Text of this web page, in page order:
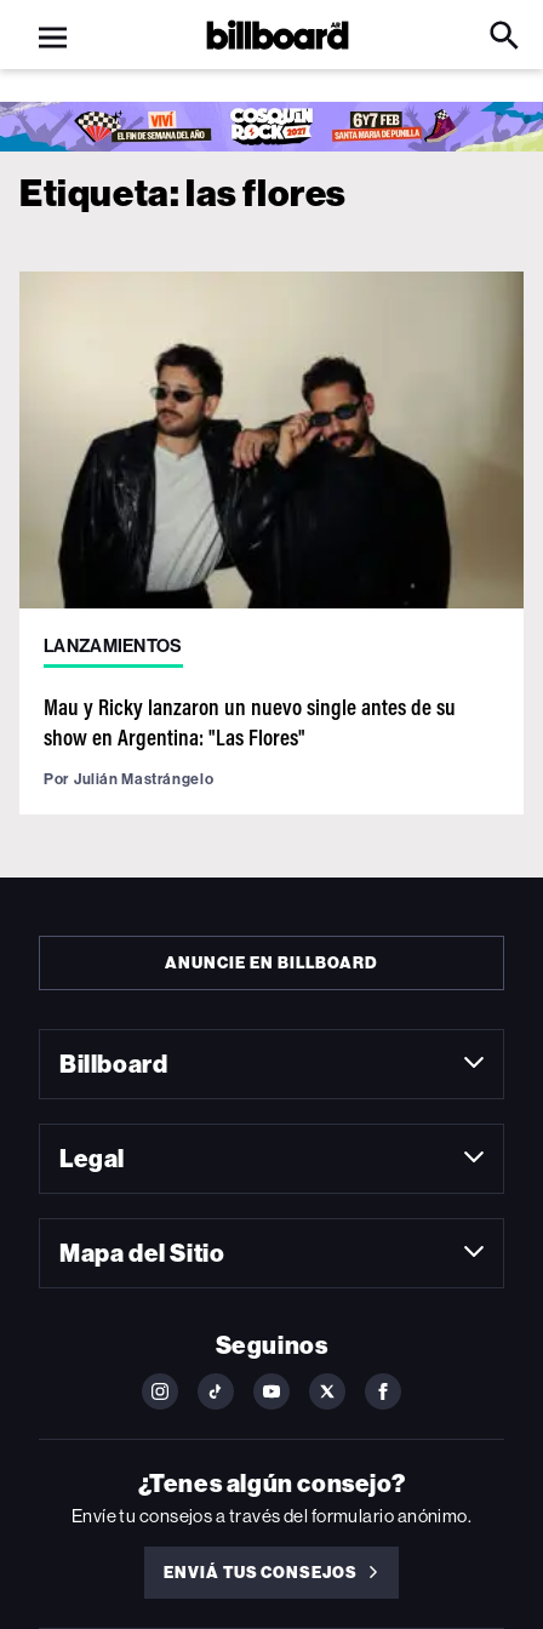
Open
menu
Billboard
Click
Input
Etiqueta:las flores
LANZAMIENTOS
Mau y Ricky lanzaron un nuevo single antes de su
show en Argentina: "Las Flores"
Por Julián Mastrángelo
ANUNCIE EN BILLBOARD
Billboard
Legal
Mapa del Sitio
Seguinos
FOLLOW
ON
INSTAGRAM
FOLLOW
ON
YOUTUBE
FOLLOW
ON
YOUTUBE
FOLLOW
ON
FOLLOW
ON
FACEBOOK
¿Tenes algún consejo?
Envíe tu consejos a través del formulario anónimo.
ENVIÁ TUS CONSEJOS
ENVIÁ